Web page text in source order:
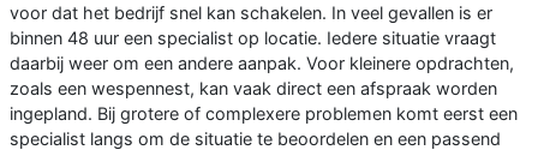
voor dat het bedrijf snel kan schakelen. In veel gevallen is er
binnen 48 uur een specialist op locatie. Iedere situatie vraagt
daarbij weer om een andere aanpak. Voor kleinere opdrachten,
zoals een wespennest, kan vaak direct een afspraak worden
ingepland. Bij grotere of complexere problemen komt eerst een
specialist langs om de situatie te beoordelen en een passend